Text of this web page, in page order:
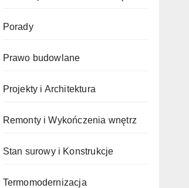
Porady
Prawo budowlane
Projekty i Architektura
Remonty i Wykończenia wnętrz
Stan surowy i Konstrukcje
Termomodernizacja